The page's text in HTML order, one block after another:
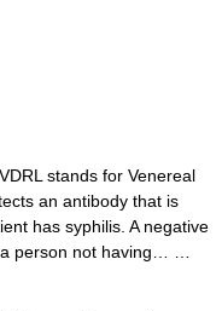
stands for Venereal
an antibody that is
has syphilis. A negative
a person not having… …